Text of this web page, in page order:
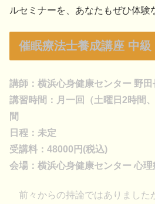
ルセミナーを、あなたもぜひ体験
催眠療法士養成講座 中級
講師：横浜心身健康センター 野田
講習時間：月一回（土曜日2時間
間
日程：未定
受講料：48000円(税込)
会場：横浜心身健康センター 心理
前々からの持論ではありました